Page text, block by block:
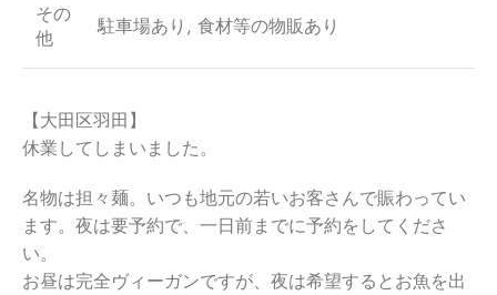
その
他
駐車場あり, 食材等の物販あり
【大田区羽田】
休業してしまいました。
名物は担々麺。いつも地元の若いお客さんで賑わってい
ます。夜は要予約で、一日前までに予約をしてくださ
い。
お昼は完全ヴィーガンですが、夜は希望するとお魚を出